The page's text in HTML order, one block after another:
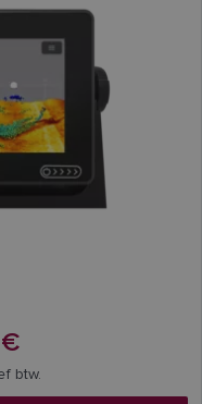
btw.